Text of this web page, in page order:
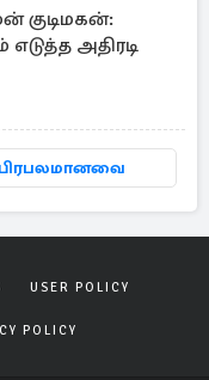
குடிமகன்:
அதிரடி
USER POLICY
POLICY